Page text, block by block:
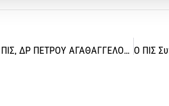
ΜΗΝΥΜΑ ΤΟΥ ΠΡΟΕΔΡΟΥ ΤΟΥ ΠΙΣ, ΔΡ ΠΕΤΡΟΥ ΑΓΑΘΑΓΓΕΛΟΥ, ΜΕ ΤΗΝ ΕΥΚΑΙΡΙΑ ΤΩΝ ΕΟΡΤΩΝ ΤΩΝ ΧΡΙΣΤΟΥΓΕΝΝΩΝ ΚΑΙ ΤΗΣ ΠΡΩΤΟΧΡΟΝΙΑΣ